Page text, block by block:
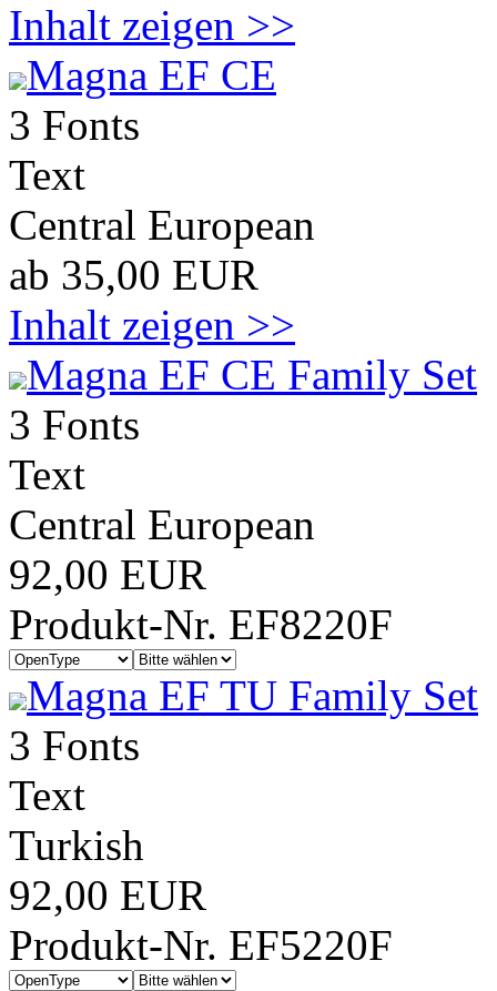
Inhalt zeigen >>
Magna EF CE
3 Fonts
Text
Central European
ab 35,00 EUR
Inhalt zeigen >>
Magna EF CE Family Set
3 Fonts
Text
Central European
92,00 EUR
Produkt-Nr. EF8220F
Magna EF TU Family Set
3 Fonts
Text
Turkish
92,00 EUR
Produkt-Nr. EF5220F